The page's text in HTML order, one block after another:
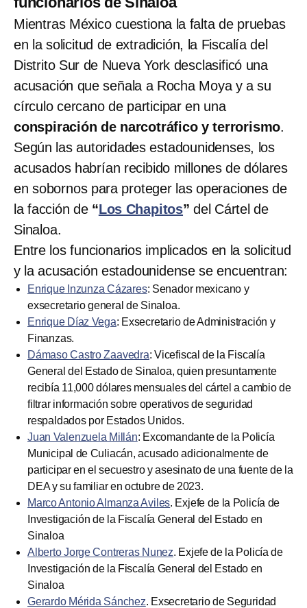
Mientras México cuestiona la falta de pruebas
en la solicitud de extradición, la Fiscalía del
Distrito Sur de Nueva York desclasificó una
acusación que señala a Rocha Moya y a su
círculo cercano de participar en una
conspiración de narcotráfico y terrorismo.
Según las autoridades estadounidenses, los
acusados habrían recibido millones de dólares
en sobornos para proteger las operaciones de
la facción de “Los Chapitos” del Cártel de
Sinaloa.
Entre los funcionarios implicados en la solicitud
y la acusación estadounidense se encuentran:
Enrique Inzunza Cázares: Senador mexicano y
exsecretario general de Sinaloa.
Enrique Díaz Vega: Exsecretario de Administración y
Finanzas.
Dámaso Castro Zaavedra: Vicefiscal de la Fiscalía
General del Estado de Sinaloa, quien presuntamente
recibía 11,000 dólares mensuales del cártel a cambio de
filtrar información sobre operativos de seguridad
respaldados por Estados Unidos.
Juan Valenzuela Millán: Excomandante de la Policía
Municipal de Culiacán, acusado adicionalmente de
participar en el secuestro y asesinato de una fuente de la
DEA y su familiar en octubre de 2023.
Marco Antonio Almanza Aviles. Exjefe de la Policía de
Investigación de la Fiscalía General del Estado en
Sinaloa
Alberto Jorge Contreras Nunez. Exjefe de la Policía de
Investigación de la Fiscalía General del Estado en
Sinaloa
Gerardo Mérida Sánchez. Exsecretario de Seguridad